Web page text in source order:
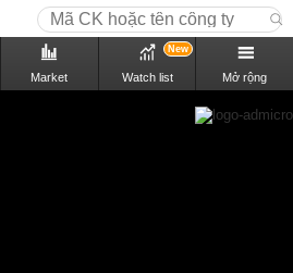
Market Watch list
New
Mở rộng